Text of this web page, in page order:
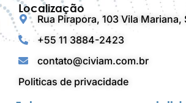
Localização
Rua Pirapora, 103 Vila Mariana,
+55 11 3884-2423
contato@civiam.com.br
Politicas de privacidade